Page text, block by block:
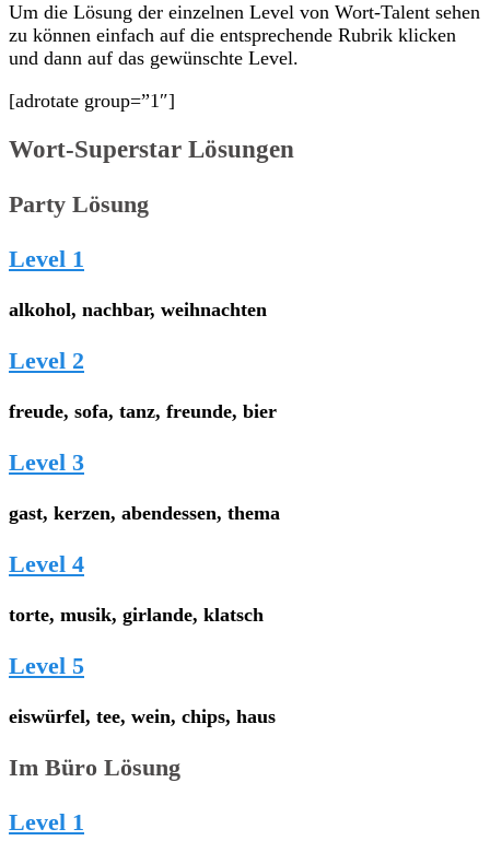
Um die Lösung der einzelnen Level von Wort-Talent sehen
zu können einfach auf die entsprechende Rubrik klicken
und dann auf das gewünschte Level.
[adrotate group=”1″]
Wort-Superstar Lösungen
Party Lösung
Level 1
alkohol, nachbar, weihnachten
Level 2
freude, sofa, tanz, freunde, bier
Level 3
gast, kerzen, abendessen, thema
Level 4
torte, musik, girlande, klatsch
Level 5
eiswürfel, tee, wein, chips, haus
Im Büro Lösung
Level 1